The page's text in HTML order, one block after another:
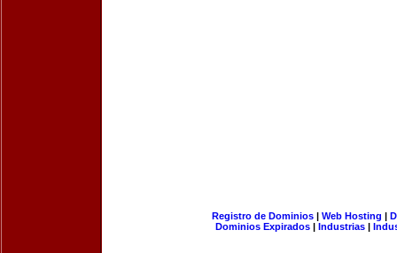
Registro de Dominios| Web Hosting |
Dominios Expirados | Industrias |